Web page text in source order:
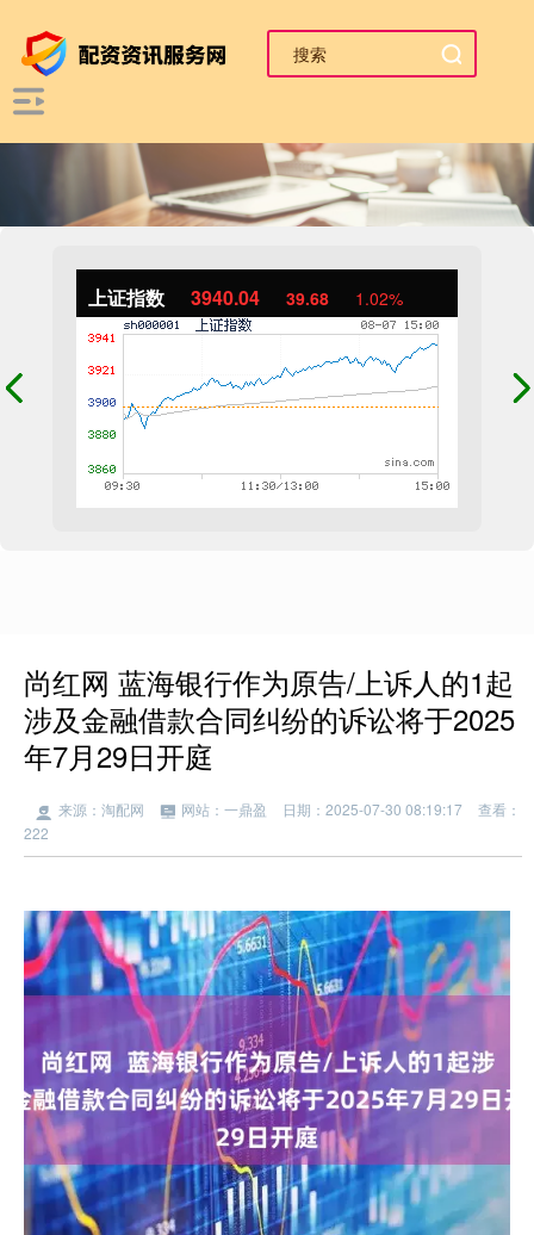
上证指数 3940.04 39.68 1.02%
尚红网 蓝海银行作为原告/上诉人的1起
涉及金融借款合同纠纷的诉讼将于2025
年7月29日开庭
来源：淘配网 网站：一鼎盈 日期：2025-07-30 08:19:17
查看：
222